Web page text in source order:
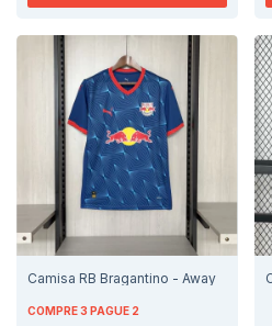
Camisa RB Bragantino - Away
COMPRE 3 PAGUE 2